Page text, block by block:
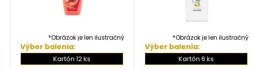
*Obrázok je len ilustračný
Výber balenia:
Kartón 12 ks
*Obrázok je len ilustračný
Výber balenia:
Kartón 6 ks